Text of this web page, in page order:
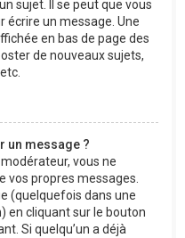
sujet. Il se peut que vous
écrire un message. Une
en bas de page des
de nouveaux sujets,
un message ?
vous ne
vos propres messages.
(quelquefois dans une
en cliquant sur le bouton
Si quelqu’un a déjà